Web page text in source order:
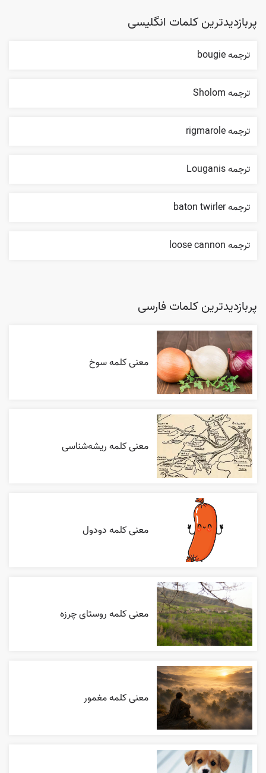
پربازدیدترین کلمات انگلیسی
ترجمه bougie
ترجمه Sholom
ترجمه rigmarole
ترجمه Louganis
ترجمه baton twirler
ترجمه loose cannon
پربازدیدترین کلمات فارسی
معنی کلمه سوخ
معنی کلمه ریشه‌شناسی
معنی کلمه دودول
معنی کلمه روستای چرزه
معنی کلمه مغمور